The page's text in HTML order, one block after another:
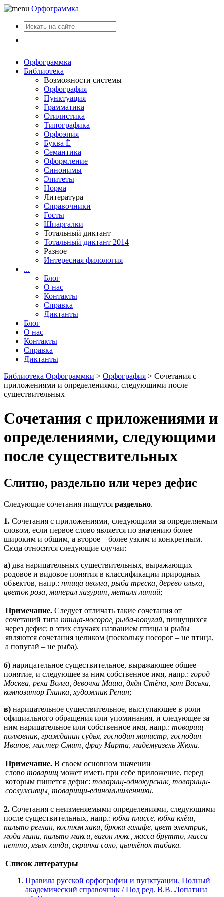
Орфограммка
Орфограммка
Библиотека
Возможности системы
Орфография
Пунктуация
Грамматика
Стилистика
Типографика
Орфоэпия
Буква Ё
Семантика
Оформление
Синонимы
Эпитеты
Норма
Литература
Справочники
Госты
Шпаргалки
Тотальный диктант
Тотальный диктант 2014
Разное
Интересная филология
...
Блог
О нас
Контакты
Справка
Диктанты
Блог
О нас
Контакты
Справка
Диктанты
Библиотека Орфограммки > Орфография > Сочетания с
приложениями и определениями, следующими после
существительных
Сочетания с приложениями и
определениями, следующими
после существительных
Слитно, раздельно или через дефис
Следующие сочетания пишутся раздельно.
1. Сочетания с приложениями, следующими за определяемым
словом, если первое слово является по значению более
широким и общим, а второе – более узким и конкретным.
Сюда относятся следующие случаи:
а) два нарицательных существительных, выражающих
родовое и видовое понятия в классификации природных
объектов, напр.: птица иволга, рыба треска, дерево ольха,
цветок роза, минерал лазурит, металл литий;
Примечание. Следует отличать такие сочетания от
сочетаний типа птица-носорог, рыба-попугай, пишущихся
через дефис; в этих случаях названием птицы и рыбы
являются сочетания целиком (поскольку носорог – не птица,
а попугай – не рыба).
б) нарицательное существительное, выражающее общее
понятие, и следующее за ним собственное имя, напр.: город
Москва, река Волга, девочка Маша, дядя Стёпа, кот Васька,
композитор Глинка, художник Репин;
в) нарицательное существительное, выступающее в роли
официального обращения или упоминания, и следующее за
ним нарицательное или собственное имя, напр.: товарищ
полковник, гражданин судья, господин министр, господин
Иванов, мистер Смит, фрау Марта, мадемуазель Жюли.
Примечание. В своем основном значении
слово товарищ может иметь при себе приложение, перед
которым пишется дефис: товарищ-однокурсник, товарищи-
сослуживцы, товарищи-единомышленники.
2. Сочетания с неизменяемыми определениями, следующими
после существительных, напр.: юбка плиссе, юбка клёш,
пальто реглан, костюм хаки, брюки галифе, цвет электрик,
мода мини, пальто макси, вагон люкс, масса брутто, масса
нетто, язык хинди, скрипка соло, цыплёнок табака.
Список литературы
Правила русской орфографии и пунктуации. Полный
академический справочник / Под ред. В.В. Лопатина